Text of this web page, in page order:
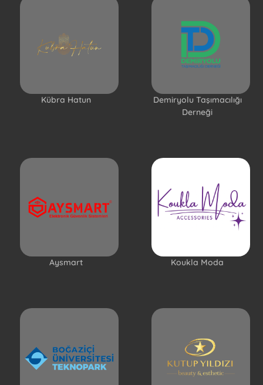
Kübra Hatun
Demiryolu Taşımacılığı
Derneği
Aysmart Koukla Moda